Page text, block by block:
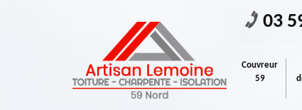
03
Couvreur
59